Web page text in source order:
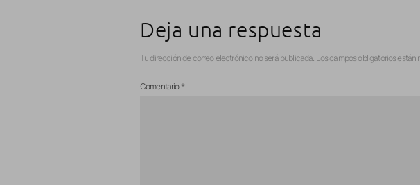
Deja una respuesta
Tu dirección de correo electrónico no será publicada. Los campos obligatorios están
Comentario *